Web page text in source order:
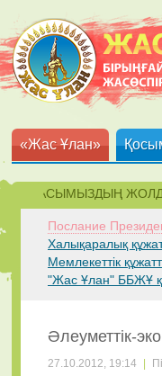
«Жас Ұлан»
ЕЛБАСЫМЫЗДЫҢ
Послание
Халықаралық
Мемлекеттік
"Жас Ұлан" ББЖҰ
Әлеуметтік-
27.10.2012, 19:14